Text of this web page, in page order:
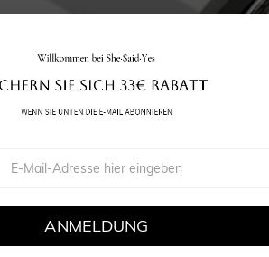
ANMELDUNG